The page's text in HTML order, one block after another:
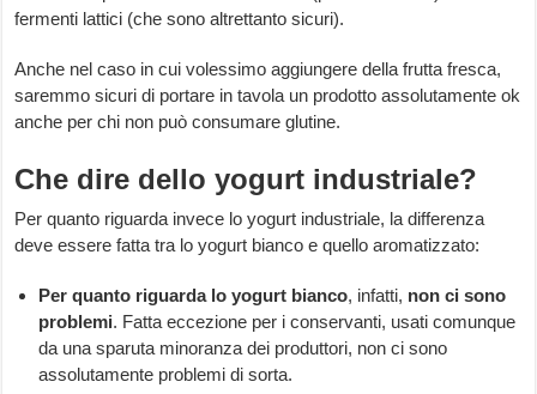
fermenti lattici (che sono altrettanto sicuri).
Anche nel caso in cui volessimo aggiungere della frutta fresca,
saremmo sicuri di portare in tavola un prodotto assolutamente ok
anche per chi non può consumare glutine.
Che dire dello yogurt industriale?
Per quanto riguarda invece lo yogurt industriale, la differenza
deve essere fatta tra lo yogurt bianco e quello aromatizzato:
Per quanto riguarda lo yogurt bianco, infatti, non ci sono
problemi. Fatta eccezione per i conservanti, usati comunque
da una sparuta minoranza dei produttori, non ci sono
assolutamente problemi di sorta.